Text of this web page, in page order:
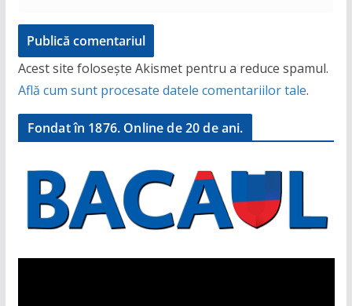
Acest site folosește Akismet pentru a reduce spamul.
Află cum sunt procesate datele comentariilor tale.
Fondat în 1876. Online de 20 de ani.